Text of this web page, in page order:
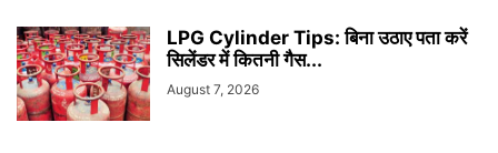
LPG Cylinder Tips: बिना उठाए पता करें
सिलेंडर में कितनी गैस...
August 7, 2026